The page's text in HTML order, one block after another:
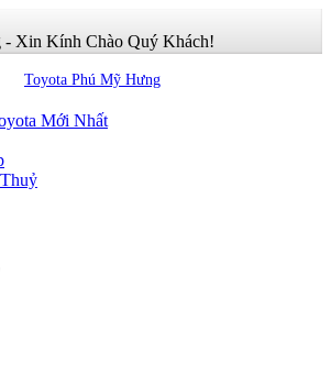
- Xin Kính Chào Quý Khách!
Toyota Phú Mỹ Hưng
Mới Nhất